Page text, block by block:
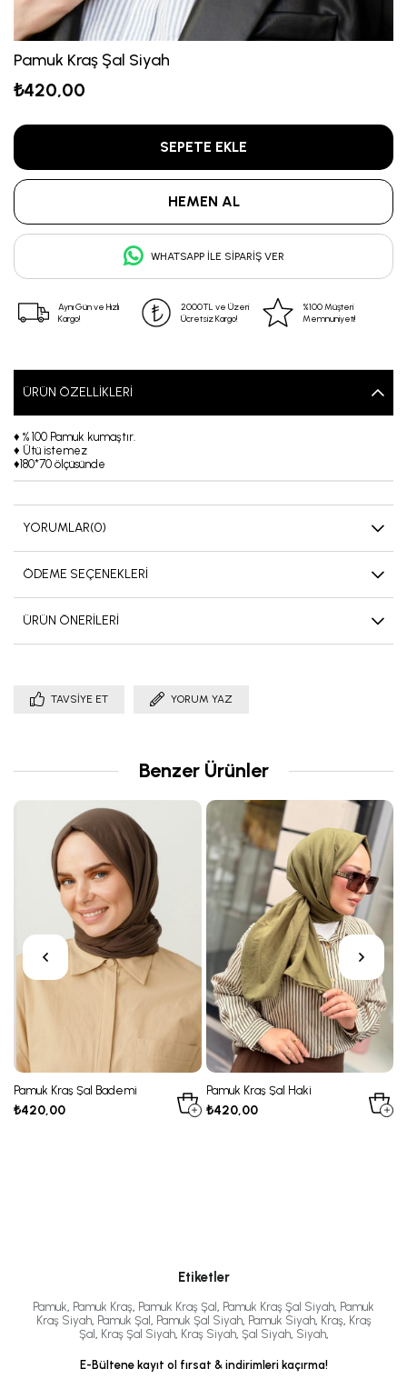
Pamuk Kraş Şal Siyah
₺420,00
WHATSAPP İLE SIPARIŞ VER
Aynı Gün ve Hızlı
Kargo!
2000TL ve Üzeri
Ücretsiz Kargo!
%100 Müşteri
Memnuniyeti!
ÜRÜN ÖZELLIKLERI
♦ % 100 Pamuk kumaştır.
♦ Ütü istemez
♦180*70 ölçüsünde
YORUMLAR(0)
ÖDEME SEÇENEKLERI
ÜRÜN ÖNERILERI
TAVSIYE ET YORUM YAZ
Benzer Ürünler
Pamuk Kraş Şal Bademi
₺420,00
Pamuk Kraş Şal Haki
₺420,00
Etiketler
Pamuk, Pamuk Kraş, Pamuk Kraş Şal, Pamuk Kraş Şal Siyah, Pamuk
Kraş Siyah, Pamuk Şal, Pamuk Şal Siyah, Pamuk Siyah, Kraş, Kraş
Şal, Kraş Şal Siyah, Kraş Siyah, Şal Siyah, Siyah,
E-Bültene kayıt ol fırsat & indirimleri kaçırma!